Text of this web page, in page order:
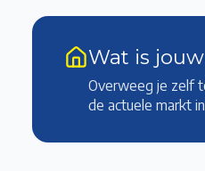
Wat is
Overweeg je zelf
de actuele markt